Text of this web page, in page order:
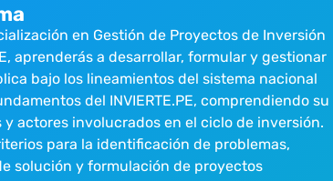
en Gestión de Proyectos de Inversión
aprenderás a desarrollar, formular y gestionar
bajo los lineamientos del sistema nacional
del INVIERTE.PE, comprendiendo su
actores involucrados en el ciclo de inversión.
para la identificación de problemas,
solución y formulación de proyectos